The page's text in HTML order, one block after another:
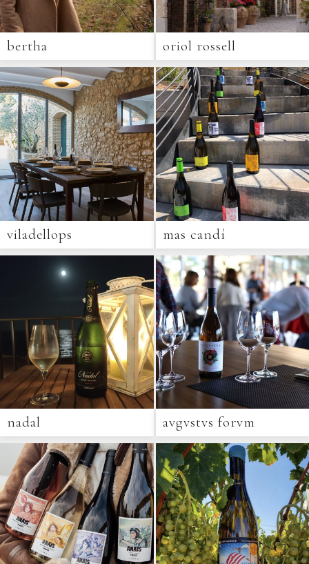
bertha oriol rossell
viladellops mas candí
nadal avgvstvs forvm